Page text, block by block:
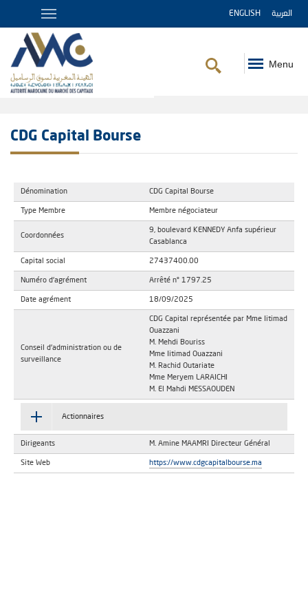
ENGLISH العربية
Menu
CDG Capital Bourse
Dénomination CDG Capital Bourse
Type Membre Membre négociateur
Coordonnées
9, boulevard KENNEDY Anfa supérieur
Casablanca
Capital social 27437400.00
Numéro d'agrément Arrêté n° 1797.25
Date agrément 18/09/2025
Conseil d'administration ou de
surveillance
CDG Capital représentée par Mme Iitimad
Ouazzani
M. Mehdi Bouriss
Mme Iitimad Ouazzani
M. Rachid Outariate
Mme Meryem LARAICHI
M. El Mahdi MESSAOUDEN
Actionnaires
Dirigeants M. Amine MAAMRI Directeur Général
Site Web https://www.cdgcapitalbourse.ma